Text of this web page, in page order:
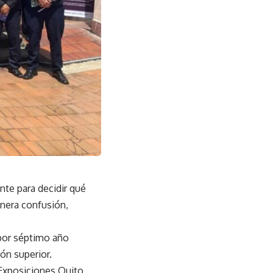
para decidir qué
confusión,
séptimo año
superior.